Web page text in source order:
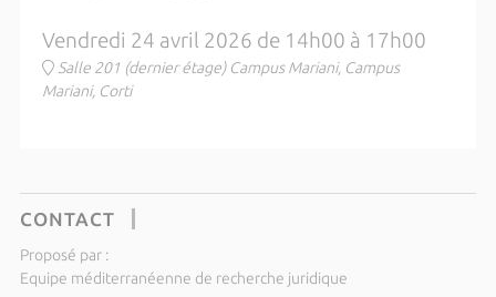
Vendredi 24 avril 2026 de 14h00 à 17h00
Salle 201 (dernier étage) Campus Mariani, Campus
Mariani, Corti
CONTACT
Proposé par :
Equipe méditerranéenne de recherche juridique